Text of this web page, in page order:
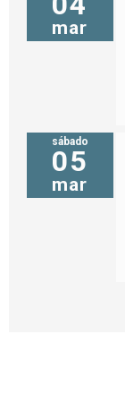
mar
sábado
05
mar